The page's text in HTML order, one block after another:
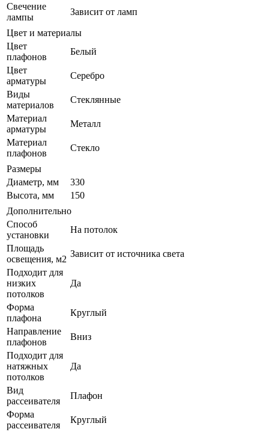
Свечение
лампы
Зависит от ламп
Цвет и материалы
Цвет
плафонов
Белый
Цвет
арматуры
Серебро
Виды
материалов
Стеклянные
Материал
арматуры
Металл
Материал
плафонов
Стекло
Размеры
Диаметр, мм
330
Высота, мм
150
Дополнительно
Способ
установки
На потолок
Площадь
освещения, м2
Зависит от источника света
Подходит для
низких
потолков
Да
Форма
плафона
Круглый
Направление
плафонов
Вниз
Подходит для
натяжных
потолков
Да
Вид
рассеивателя
Плафон
Форма
рассеивателя
Круглый